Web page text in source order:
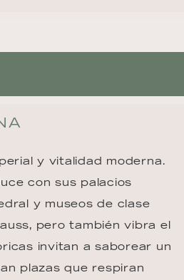
y vitalidad moderna.
con sus palacios
y museos de clase
pero también vibra el
invitan a saborear un
plazas que respiran